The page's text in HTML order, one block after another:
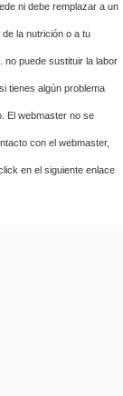
ni debe remplazar a un
la nutrición o a tu
no puede sustituir la labor
tienes algún problema
El webmaster no se
con el webmaster,
en el siguiente enlace